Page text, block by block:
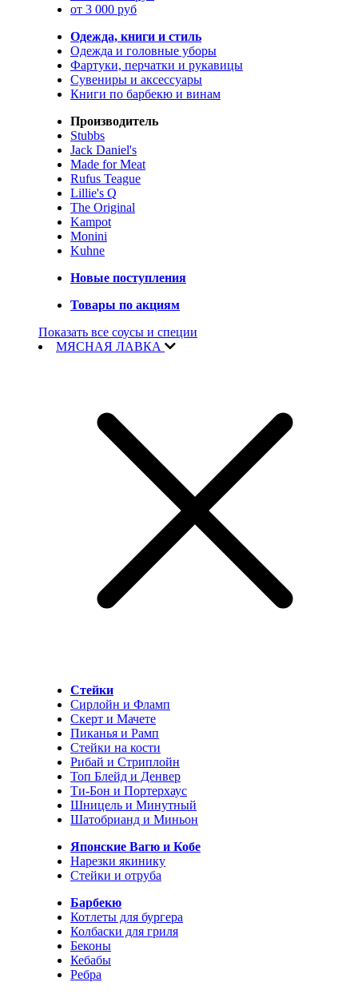
от 3 000 руб
Одежда, книги и стиль
Одежда и головные уборы
Фартуки, перчатки и рукавицы
Сувениры и аксессуары
Книги по барбекю и винам
Производитель
Stubbs
Jack Daniel's
Made for Meat
Rufus Teague
Lillie's Q
The Original
Kampot
Monini
Kuhne
Новые поступления
Товары по акциям
Показать все соусы и специи
МЯСНАЯ ЛАВКА
Стейки
Сирлойн и Фламп
Скерт и Мачете
Пиканья и Рамп
Стейки на кости
Рибай и Стриплойн
Топ Блейд и Денвер
Ти-Бон и Портерхаус
Шницель и Минутный
Шатобрианд и Миньон
Японские Вагю и Кобе
Нарезки якинику
Стейки и отруба
Барбекю
Котлеты для бургера
Колбаски для гриля
Беконы
Кебабы
Ребра